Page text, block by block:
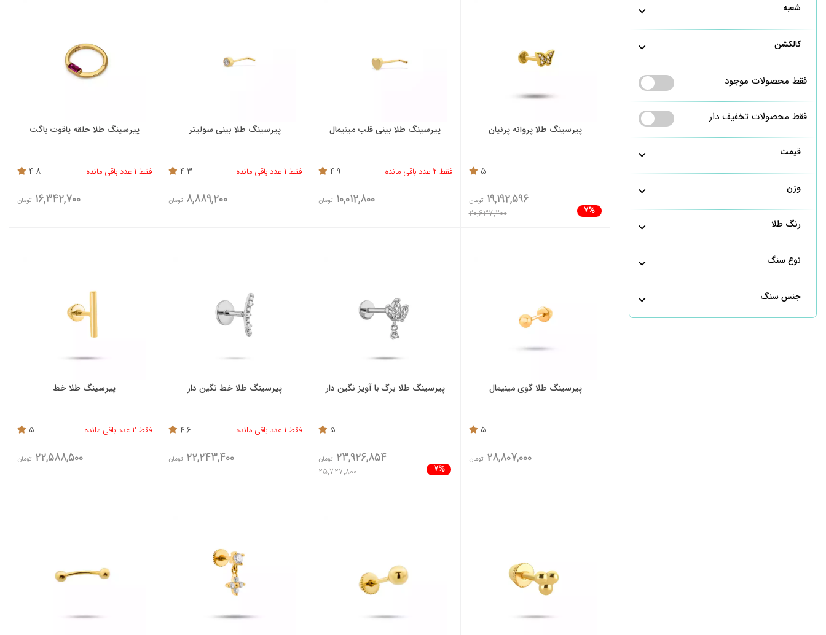
شعبه
کالکشن
فقط محصولات موجود
فقط محصولات تخفیف دار
قیمت
وزن
رنگ طلا
نوع سنگ
جنس سنگ
پیرسینگ طلا پروانه پرنیان
5
7%
19,192,596 تومان
20,637,200
پیرسینگ طلا بینی قلب مینیمال
فقط 2 عدد باقی مانده 4.9
10,012,800 تومان
پیرسینگ طلا بینی سولیتر
فقط 1 عدد باقی مانده 4.3
8,889,200 تومان
پیرسینگ طلا حلقه یاقوت باگت
فقط 1 عدد باقی مانده 4.8
16,342,700 تومان
پیرسینگ طلا گوی مینیمال
5
28,807,000 تومان
پیرسینگ طلا برگ با آویز نگین دار
5
7%
23,926,854 تومان
25,727,800
پیرسینگ طلا خط نگین دار
فقط 1 عدد باقی مانده 4.6
22,243,400 تومان
پیرسینگ طلا خط
فقط 2 عدد باقی مانده 5
22,588,500 تومان